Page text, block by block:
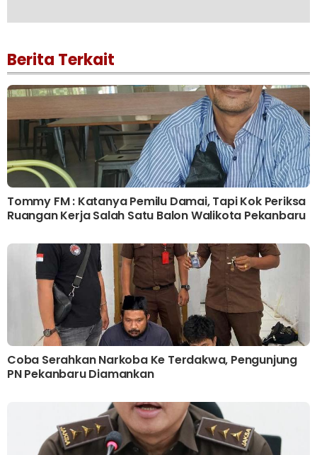
Berita Terkait
Tommy FM : Katanya Pemilu Damai, Tapi Kok Periksa
Ruangan Kerja Salah Satu Balon Walikota Pekanbaru
Coba Serahkan Narkoba Ke Terdakwa, Pengunjung
PN Pekanbaru Diamankan